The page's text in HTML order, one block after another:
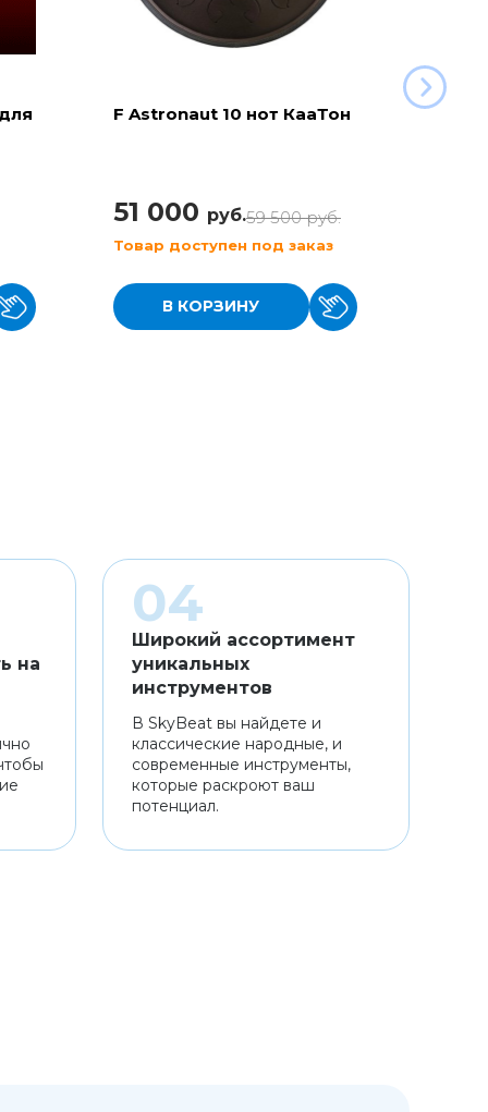
F Astronaut 10 нот КааТон
51 000 руб.59 500руб.
Товар доступен под заказ
В КОРЗИНУ
C
на
Широкий ассортимент
уникальных
инструментов
В SkyBeat вы найдете и
классические народные, и
современные инструменты,
которые раскроют ваш
потенциал.